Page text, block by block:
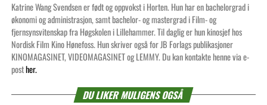
Katrine Wang Svendsen er født og oppvokst i Horten. Hun har en bachelorgrad i
økonomi og administrasjon, samt bachelor- og mastergrad i Film- og
fjernsynsvitenskap fra Høgskolen i Lillehammer. Til daglig er hun kinosjef hos
Nordisk Film Kino Hønefoss. Hun skriver også for JB Forlags publikasjoner
KINOMAGASINET, VIDEOMAGASINET og LEMMY. Du kan kontakte henne via e-
posther.
DU LIKER MULIGENS OGSÅ